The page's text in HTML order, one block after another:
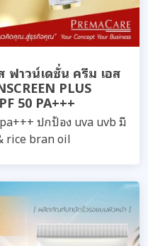
าวน์เดชั่น ครีม เอส
PLUS
50 PA+++
ปกป้อง uva uvb มี
rice bran oil